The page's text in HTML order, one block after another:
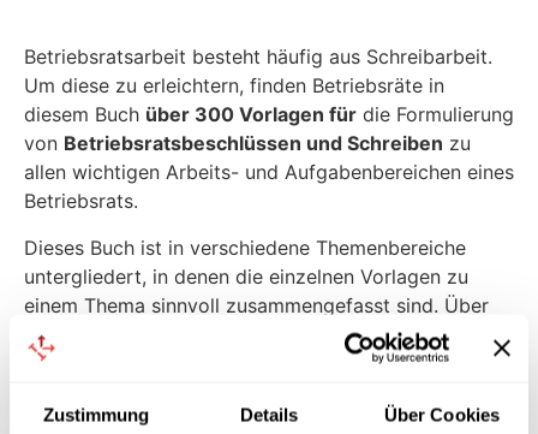
Zustimmung Details Über Cookies
Betriebsratsarbeit besteht häufig aus Schreibarbeit.
Um diese zu erleichtern, finden Betriebsräte in
diesem Buch über 300 Vorlagen für die Formulierung
von Betriebsratsbeschlüssen und Schreiben zu
allen wichtigen Arbeits- und Aufgabenbereichen eines
Betriebsrats.
Dieses Buch ist in verschiedene Themenbereiche
untergliedert, in denen die einzelnen Vorlagen zu
einem Thema sinnvoll zusammengefasst sind. Über
ein umfangreiches Paragrafenregister lassen sich
sämtliche Vorlagen zu einer bestimmten Vorschrift
einfach finden.